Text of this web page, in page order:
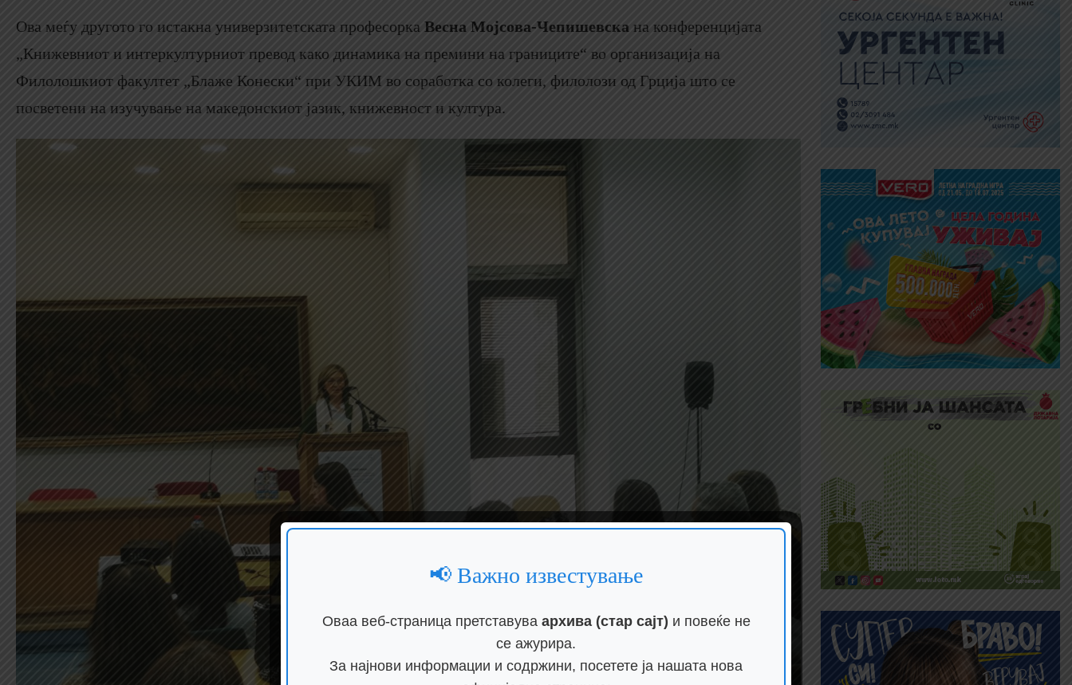
Ова меѓу другото го истакна универзитетската професорка Весна Мојсова-Чепишевска на конференцијата
„Книжевниот и интеркултурниот превод како динамика на премини на границите“ во организација на
Филолошкиот факултет „Блаже Конески“ при УКИМ во соработка со колеги, филолози од Грција што се
посветени на изучување на македонскиот јазик, книжевност и култура.
📢 Важно известување
Оваа веб-страница претставува архива (стар сајт) и повеќе не
се ажурира.
За најнови информации и содржини, посетете ја нашата нова